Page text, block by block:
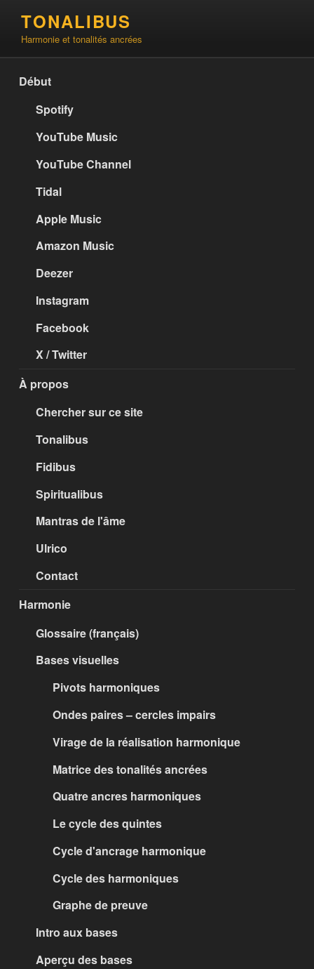
contenu
principal
TONALIBUS
Harmonie et tonalités ancrées
Début
Spotify
YouTube Music
YouTube Channel
Tidal
Apple Music
Amazon Music
Deezer
Instagram
Facebook
X / Twitter
À propos
Chercher sur ce site
Tonalibus
Fidibus
Spiritualibus
Mantras de l'âme
Ulrico
Contact
Harmonie
Glossaire (français)
Bases visuelles
Pivots harmoniques
Ondes paires – cercles impairs
Virage de la réalisation harmonique
Matrice des tonalités ancrées
Quatre ancres harmoniques
Le cycle des quintes
Cycle d'ancrage harmonique
Cycle des harmoniques
Graphe de preuve
Intro aux bases
Aperçu des bases